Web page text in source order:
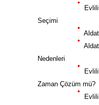
Seçimi
Nedenleri
Zaman Çözüm mü?